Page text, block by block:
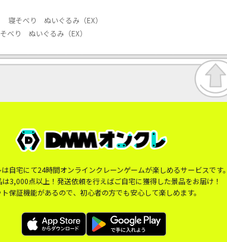
寝そべり ぬいぐるみ（EX）
べり ぬいぐるみ（EX）
は自宅にて24時間オンラインクレーンゲームが楽しめるサービスです
3,000点以上！発送依頼を行えばご自宅に獲得した景品をお届け！
ト保証機能があるので、初心者の方でも安心して楽しめます。